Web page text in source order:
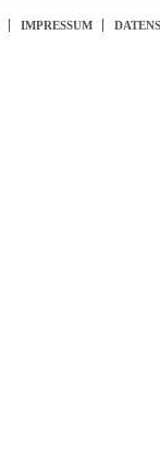
IMPRESSUM